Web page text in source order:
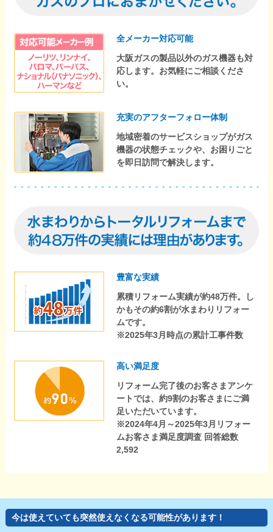
全メーカー対応可能
大阪ガスの製品以外のガス機器も対
応します。お気軽にご相談くださ
い。
充実のアフターフォロー体制
地域密着のサービスショップがガス
機器の状態チェックや、お困りごと
を即日訪問で解決します。
豊富な実績
累積リフォーム実績が約48万件。し
かもその約6割が水まわりリフォー
ムです。
※2025年3月時点の累計工事件数
高い満足度
リフォーム完了後のお客さまアンケ
ートでは、約9割のお客さまにご満
足いただいています。
※2024年4月～2025年3月リフォー
ムお客さま満足度調査 回答総数
2,592
今は使えていても突然使えなくなる可能性があります！